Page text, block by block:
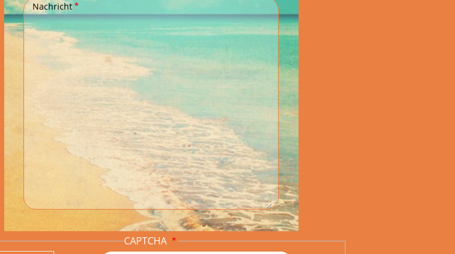
Nachricht
CAPTCHA